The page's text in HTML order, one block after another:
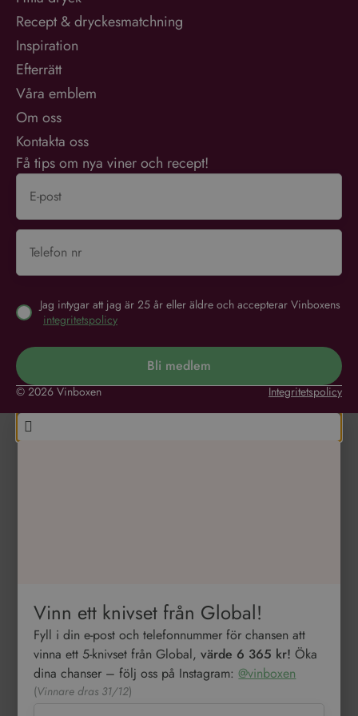
Recept & dryckesmatchning
Inspiration
Efterrätt
Våra emblem
Om oss
Kontakta oss
Få tips om nya viner och recept!
Jag intygar att jag är 25 år eller äldre och accepterar Vinboxens
integritetspolicy
Bli medlem
© 2026 Vinboxen Integritetspolicy
Integritetspolicy
Vinn ett knivset från Global!
Fyll i din e-post och telefonnummer för chansen att
vinna ett 5-knivset från Global,värde 6 365 kr! Öka
dina chanser – följ oss på Instagram:@vinboxen
(Vinnare dras 31/12)